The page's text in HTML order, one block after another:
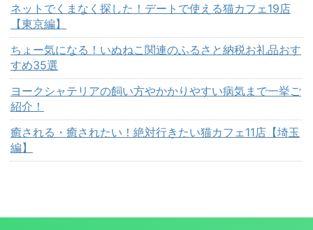
ネットでくまなく探した！デートで使える猫カフェ19店
【東京編】
ちょー気になる！いぬねこ関連のふるさと納税お礼品おす
すめ35選
ヨークシャテリアの飼い方やかかりやすい病気まで一挙ご
紹介！
癒される・癒されたい！絶対行きたい猫カフェ11店【埼玉
編】